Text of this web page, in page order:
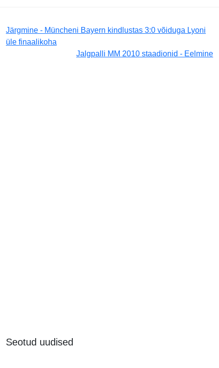
Järgmine - Müncheni Bayern kindlustas 3:0 võiduga Lyoni
üle finaalikoha
Jalgpalli MM 2010 staadionid - Eelmine
Seotud uudised